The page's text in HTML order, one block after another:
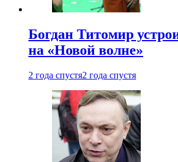
Богдан Титомир
на «Новой волне»
2 года спустя2 года спустя